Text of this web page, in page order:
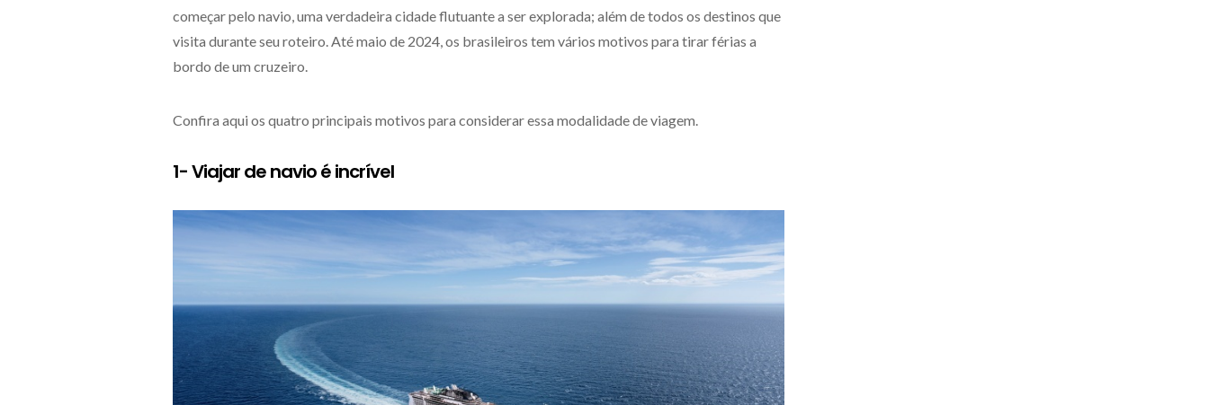
começar pelo navio, uma verdadeira cidade flutuante a ser explorada; além de todos os destinos que
visita durante seu roteiro. Até maio de 2024, os brasileiros tem vários motivos para tirar férias a
bordo de um cruzeiro.
Confira aqui os quatro principais motivos para considerar essa modalidade de viagem.
1- Viajar de navio é incrível